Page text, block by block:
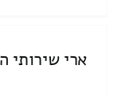
ארי שירותי